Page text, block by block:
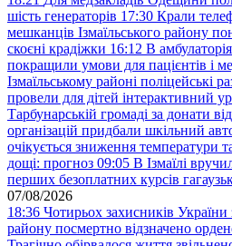
шість генераторів 17:30 Крали
мешканців Ізмаїльського району
скоєні крадіжки 16:12 В
покращили умови для пацієнтів і
Ізмаїльському районі поліцейські
провели для дітей інтерактивний
Тарбунарській громаді за донати
організацій придбали шкільний
очікується зниження температури
дощі: прогноз 09:05 В Ізмаїлі
перших безоплатних курсів
07/08/2026
18:36 Чотирьох захисників України
району посмертно відзначено